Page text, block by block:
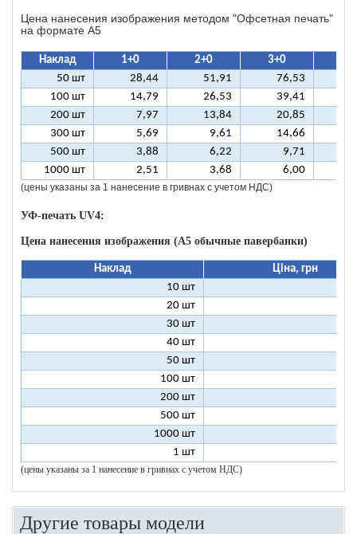
Цена нанесения изображения методом "Офсетная печать"
на формате A5
Наклад 1+0 2+0 3+0
50 шт
28,44 51,91 76,53
100 шт
14,79 26,53 39,41
200 шт
7,97 13,84 20,85
300 шт
5,69 9,61 14,66
500 шт
3,88 6,22 9,71
1000 шт
2,51 3,68 6,00
(цены указаны за 1 нанесение в гривнах с учетом НДС)
УФ-печать UV4:
Цена нанесения изображения (А5 обычные павербанки)
Наклад
Ціна, грн
10 шт
20 шт
30 шт
40 шт
50 шт
100 шт
200 шт
500 шт
1000 шт
1 шт
(цены указаны за 1 нанесение в гривнах с учетом НДС)
Другие товары модели